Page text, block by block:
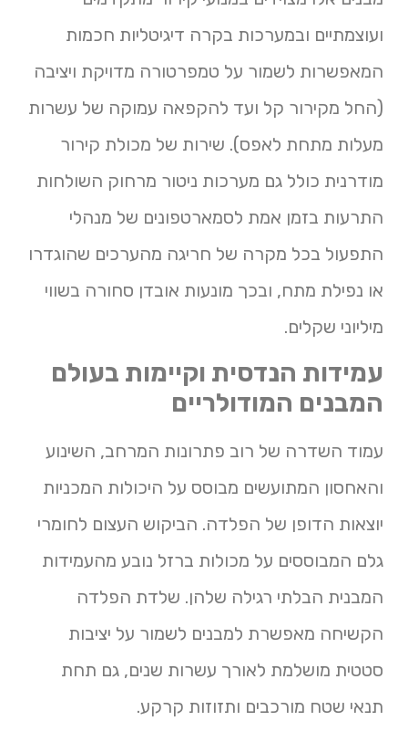
ועוצמתיים ובמערכות בקרה דיגיטליות חכמות
המאפשרות לשמור על טמפרטורה מדויקת ויציבה
(החל מקירור קל ועד להקפאה עמוקה של עשרות
מעלות מתחת לאפס). שירות של מכולת קירור
מודרנית כולל גם מערכות ניטור מרחוק השולחות
התרעות בזמן אמת לסמארטפונים של מנהלי
התפעול בכל מקרה של חריגה מהערכים שהוגדרו
או נפילת מתח, ובכך מונעות אובדן סחורה בשווי
מיליוני שקלים.
עמידות הנדסית וקיימות בעולם
המבנים המודולריים
עמוד השדרה של רוב פתרונות המרחב, השינוע
והאחסון המתועשים מבוסס על היכולות המכניות
יוצאות הדופן של הפלדה. הביקוש העצום לחומרי
גלם המבוססים על מכולות ברזל נובע מהעמידות
המבנית הבלתי רגילה שלהן. שלדת הפלדה
הקשיחה מאפשרת למבנים לשמור על יציבות
סטטית מושלמת לאורך עשרות שנים, גם תחת
תנאי שטח מורכבים ותזוזות קרקע.